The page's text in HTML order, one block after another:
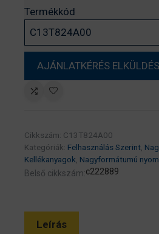
Termékkód
Cikkszám: C13T824A00
Kategóriák: Felhasználás Szerint,
Kellékanyagok, Nagyformátumú
Belső cikkszám:c222889
Leírás